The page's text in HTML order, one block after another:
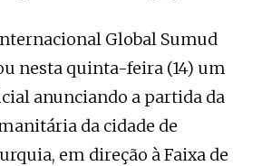
Global Sumud
nesta quinta-feira (14) um
anunciando a partida da
da cidade de
em direção à Faixa de